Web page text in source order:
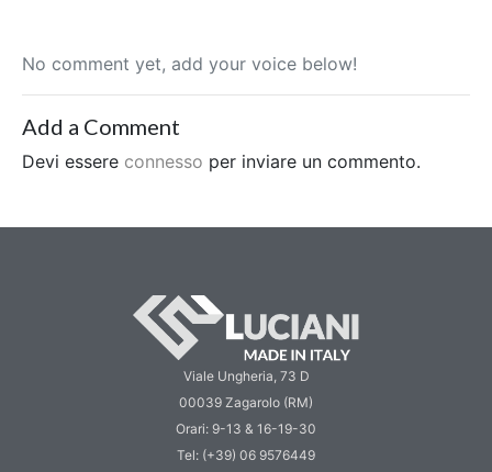
No comment yet, add your voice below!
Add a Comment
Devi essere connesso per inviare un commento.
Viale Ungheria, 73 D
00039 Zagarolo (RM)
Orari: 9-13 & 16-19-30
Tel: (+39) 06 9576449